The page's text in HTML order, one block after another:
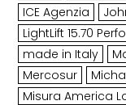
ICE Agenzia
LightLift 15.70
made in Italy
Mercosur
Misura America